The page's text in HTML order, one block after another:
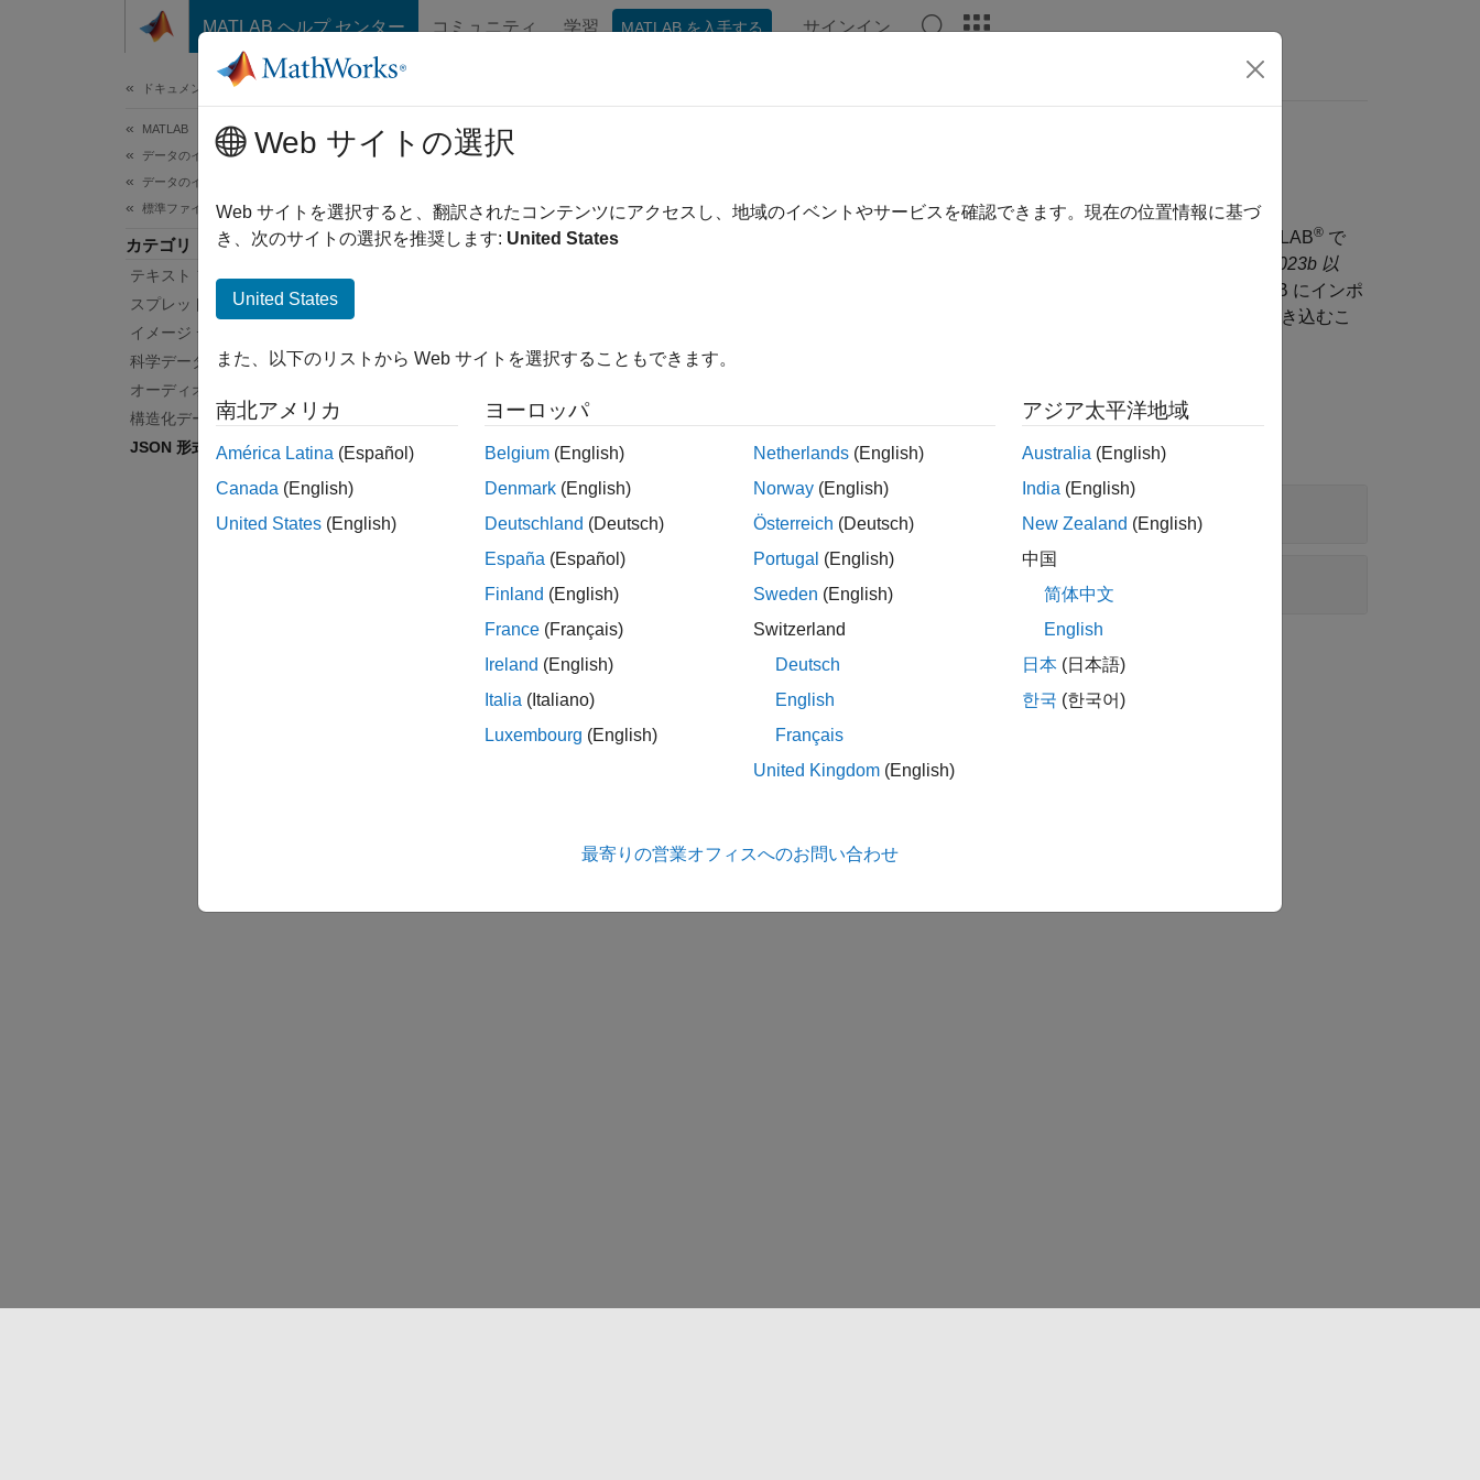
コンテンツへスキップ
MATLAB ヘルプ センター コミュニティ 学習 MATLAB を入手する サインイン
ドキュメンテーションのホーム
MATLAB
データのインポートと解析
データのインポートとエクスポート
標準ファイル形式
カテゴリ
テキスト ファイル
スプレッドシート
イメージ データ
科学データ
オーディオとビデオのデータ
構造化データと XML ドキュメント
JSON 形式
JSON 形式
JavaScript ®Object Notation 形式
JavaScript Object Notation (JSON) は JavaScript プログラミング言語に基づいたデータ交換形式です。MATLAB® で
(R2023b 以
として MATLAB にインポ
ートすることもできます。構造体、ディクショナリ、table、または timetable の内容を JSON ファイルに書き込むこ
関数
すべて展開する
トピック
MATLAB クラス用 JSON エンコードのカスタマイズ
ユーザー定義クラス用にjsonencode 関数をオーバーライドする。
この情報は役に立ちましたか？
Web サイトの選択
Web サイトを選択すると、翻訳されたコンテンツにアクセスし、地域のイベントやサービスを確認できます。現在の位置情報に基づ
き、次のサイトの選択を推奨します: United States
United States
また、以下のリストから Web サイトを選択することもできます。
南北アメリカ
América Latina (Español)
Canada (English)
United States (English)
ヨーロッパ
Belgium (English)
Denmark (English)
Deutschland (Deutsch)
España (Español)
Finland (English)
France (Français)
Ireland (English)
Italia (Italiano)
Luxembourg (English)
Netherlands (English)
Norway (English)
Österreich (Deutsch)
Portugal (English)
Sweden (English)
Switzerland
Deutsch
English
Français
United Kingdom (English)
アジア太平洋地域
Australia (English)
India (English)
New Zealand (English)
中国
简体中文
English
日本 (日本語)
한국 (한국어)
最寄りの営業オフィスへのお問い合わせ